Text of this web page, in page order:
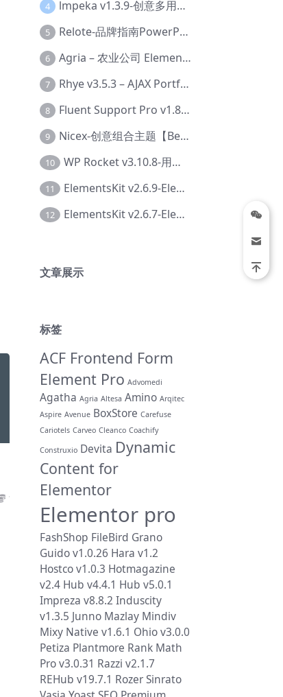
❅
19.9
4 lmpeka v1.3.9-创意多用途 WordPress 主题【Be-0064】
5 Relote-品牌指南PowerPoint模板【Dc-0076】
6 Agria – 农业公司 Elementor Pro 模板套件【Aa-0003】
7 Rhye v3.5.3 – AJAX Portfolio WordPress 主题【Bi-0049】
8 Fluent Support Pro v1.8.1 – WordPress 支持票务系统【Cc-0041】
9 Nicex-创意组合主题【Be-0092】
10 WP Rocket v3.10.8-用于wordpress速度优化的缓存加速插件【Cd-0019】
11 ElementsKit v2.6.9-Elementor插件【Ab-0161】
12 ElementsKit v2.6.7-Elementor插件【Ab-0162】
文章展示
标签
ACF Frontend Form
Element Pro Advomedi
Agatha Agria Altesa Amino Arqitec
Aspire Avenue BoxStore Carefuse
Cariotels Carveo Cleanco Coachify
Construxio Devita Dynamic
Content for
Elementor
Elementor pro
FashShop FileBird Grano
Guido v1.0.26 Hara v1.2
Hostco v1.0.3 Hotmagazine
v2.4 Hub v4.4.1 Hub v5.0.1
Impreza v8.8.2 Induscity
v1.3.5 Junno Mazlay Mindiv
Mixy Native v1.6.1 Ohio v3.0.0
Petiza Plantmore Rank Math
Pro v3.0.31 Razzi v2.1.7
REHub v19.7.1 RozerSinrato